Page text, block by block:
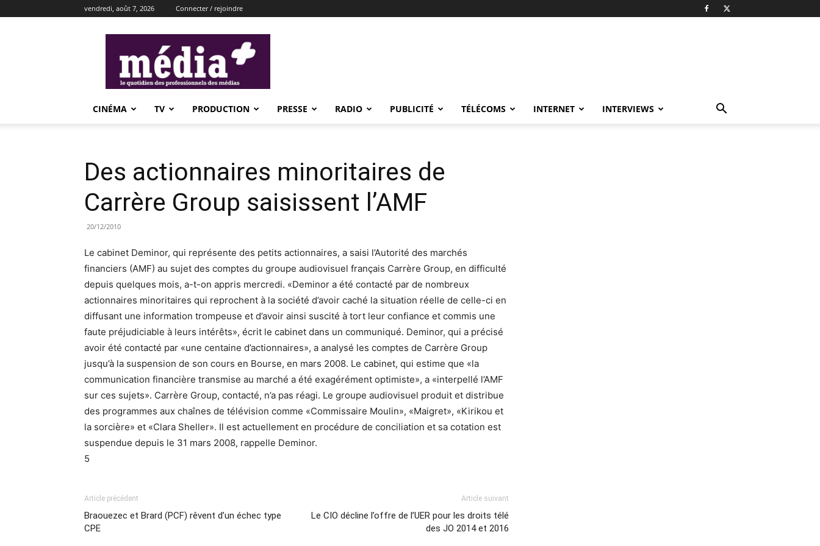
vendredi, août 7, 2026 Connecter / rejoindre
CINÉMA TV PRODUCTION PRESSE RADIO PUBLICITÉ TÉLÉCOMS INTERNET INTERVIEWS
Des actionnaires minoritaires de
Carrère Group saisissent l’AMF
20/12/2010
Le cabinet Deminor, qui représente des petits actionnaires, a saisi l’Autorité des marchés
financiers (AMF) au sujet des comptes du groupe audiovisuel français Carrère Group, en difficulté
depuis quelques mois, a-t-on appris mercredi. «Deminor a été contacté par de nombreux
actionnaires minoritaires qui reprochent à la société d’avoir caché la situation réelle de celle-ci en
diffusant une information trompeuse et d’avoir ainsi suscité à tort leur confiance et commis une
faute préjudiciable à leurs intérêts», écrit le cabinet dans un communiqué. Deminor, qui a précisé
avoir été contacté par «une centaine d’actionnaires», a analysé les comptes de Carrère Group
jusqu’à la suspension de son cours en Bourse, en mars 2008. Le cabinet, qui estime que «la
communication financière transmise au marché a été exagérément optimiste», a «interpellé l’AMF
sur ces sujets». Carrère Group, contacté, n’a pas réagi. Le groupe audiovisuel produit et distribue
des programmes aux chaînes de télévision comme «Commissaire Moulin», «Maigret», «Kirikou et
la sorcière» et «Clara Sheller». Il est actuellement en procédure de conciliation et sa cotation est
suspendue depuis le 31 mars 2008, rappelle Deminor.
5
Article précédent
Braouezec et Brard (PCF) rêvent d’un échec type
CPE
Article suivant
Le CIO décline l’offre de l’UER pour les droits télé
des JO 2014 et 2016